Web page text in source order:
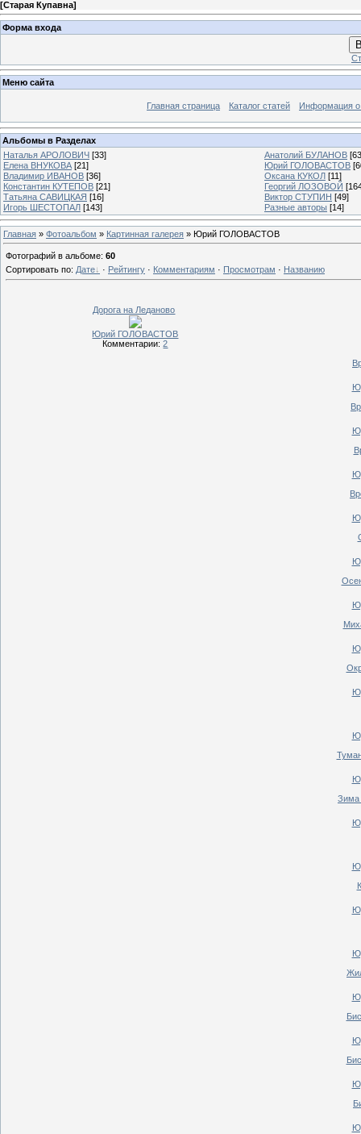
[Старая Купавна]
Форма входа
Меню сайта
Главная страница Каталог статей Информация о
Альбомы в Разделах
Наталья АРОЛОВИЧ [33] Анатолий БУЛАНОВ
Елена ВНУКОВА [21] Юрий ГОЛОВАСТОВ
Владимир ИВАНОВ [36] Оксана КУКОЛ [11]
Константин КУТЕПОВ [21] Георгий ЛОЗОВОЙ
Татьяна САВИЦКАЯ [16] Виктор СТУПИН [49]
Игорь ШЕСТОПАЛ [143] Разные авторы [14]
Главная » Фотоальбом » Картинная галерея » Юрий ГОЛОВАСТОВ
Фотографий в альбоме: 60
Сортировать по: Дате · Рейтингу · Комментариям · Просмотрам · Названию
Дорога на Леданово
Юрий ГОЛОВАСТОВ
Комментарии:2
Зима